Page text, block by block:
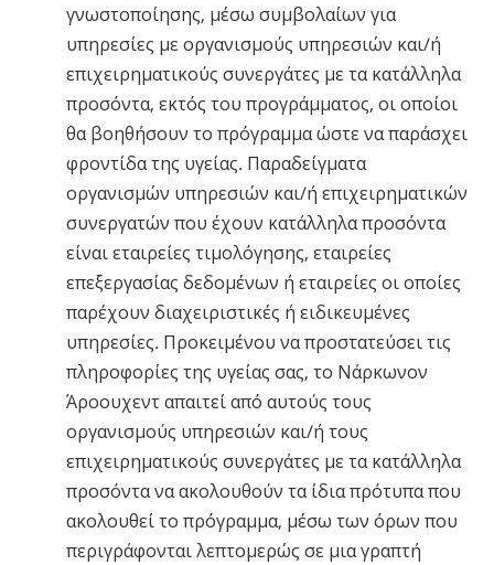
γνωστοποίησης, μέσω συμβολαίων για
υπηρεσίες με οργανισμούς υπηρεσιών και/ή
επιχειρηματικούς συνεργάτες με τα κατάλληλα
προσόντα, εκτός του προγράμματος, οι οποίοι
θα βοηθήσουν το πρόγραμμα ώστε να παράσχει
φροντίδα της υγείας. Παραδείγματα
οργανισμών υπηρεσιών και/ή επιχειρηματικών
συνεργατών που έχουν κατάλληλα προσόντα
είναι εταιρείες τιμολόγησης, εταιρείες
επεξεργασίας δεδομένων ή εταιρείες οι οποίες
παρέχουν διαχειριστικές ή ειδικευμένες
υπηρεσίες. Προκειμένου να προστατεύσει τις
πληροφορίες της υγείας σας, το Νάρκωνον
Άροουχεντ απαιτεί από αυτούς τους
οργανισμούς υπηρεσιών και/ή τους
επιχειρηματικούς συνεργάτες με τα κατάλληλα
προσόντα να ακολουθούν τα ίδια πρότυπα που
ακολουθεί το πρόγραμμα, μέσω των όρων που
περιγράφονται λεπτομερώς σε μια γραπτή